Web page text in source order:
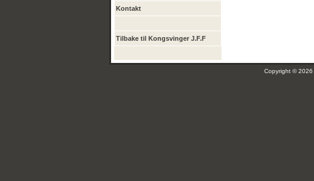
Kontakt
Tilbake til Kongsvinger J.F.F
Copyright © 2026